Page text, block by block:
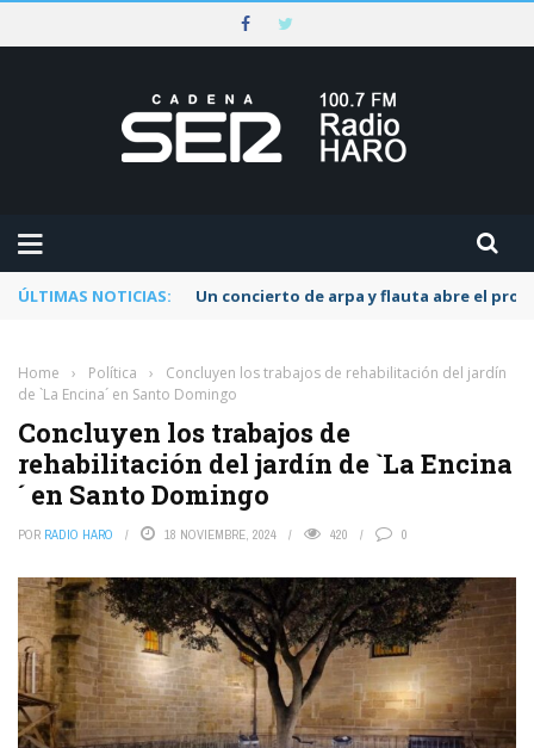
ÚLTIMAS NOTICIAS: Un concierto de arpa y flauta abre el
Home › Política ›
Concluyen los trabajos de rehabilitación del jardín
de `La Encina´ en Santo Domingo
Concluyen los trabajos de
rehabilitación del jardín de `La Encina
´ en Santo Domingo
POR RADIO HARO 18 NOVIEMBRE, 2024 420 0